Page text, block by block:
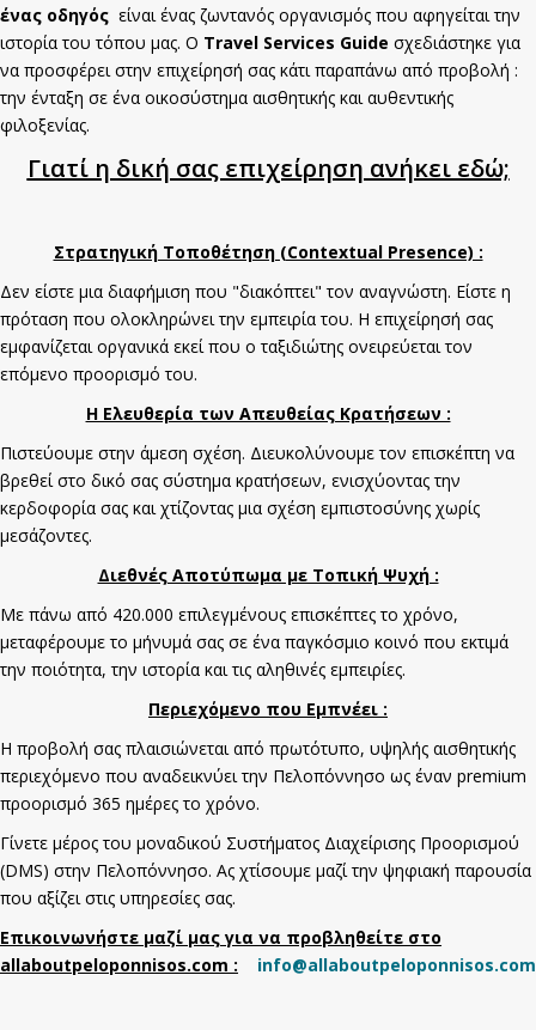
ένας οδηγός είναι ένας ζωντανός οργανισμός που αφηγείται την
ιστορία του τόπου μας. Ο Travel Services Guide σχεδιάστηκε για
να προσφέρει στην επιχείρησή σας κάτι παραπάνω από προβολή :
την ένταξη σε ένα οικοσύστημα αισθητικής και αυθεντικής
φιλοξενίας.
Γιατί η δική σας επιχείρηση ανήκει εδώ;
Στρατηγική Τοποθέτηση (Contextual Presence) :
Δεν είστε μια διαφήμιση που "διακόπτει" τον αναγνώστη. Είστε η
πρόταση που ολοκληρώνει την εμπειρία του. Η επιχείρησή σας
εμφανίζεται οργανικά εκεί που ο ταξιδιώτης ονειρεύεται τον
επόμενο προορισμό του.
Η Ελευθερία των Απευθείας Κρατήσεων :
Πιστεύουμε στην άμεση σχέση. Διευκολύνουμε τον επισκέπτη να
βρεθεί στο δικό σας σύστημα κρατήσεων, ενισχύοντας την
κερδοφορία σας και χτίζοντας μια σχέση εμπιστοσύνης χωρίς
μεσάζοντες.
Διεθνές Αποτύπωμα με Τοπική Ψυχή :
Με πάνω από 420.000 επιλεγμένους επισκέπτες το χρόνο,
μεταφέρουμε το μήνυμά σας σε ένα παγκόσμιο κοινό που εκτιμά
την ποιότητα, την ιστορία και τις αληθινές εμπειρίες.
Περιεχόμενο που Εμπνέει :
Η προβολή σας πλαισιώνεται από πρωτότυπο, υψηλής αισθητικής
περιεχόμενο που αναδεικνύει την Πελοπόννησο ως έναν premium
προορισμό 365 ημέρες το χρόνο.
Γίνετε μέρος του μοναδικού Συστήματος Διαχείρισης Προορισμού
(DMS) στην Πελοπόννησο. Ας χτίσουμε μαζί την ψηφιακή παρουσία
που αξίζει στις υπηρεσίες σας.
Επικοινωνήστε μαζί μας για να προβληθείτε στο
allaboutpeloponnisos.com :
info@allaboutpeloponnisos.com